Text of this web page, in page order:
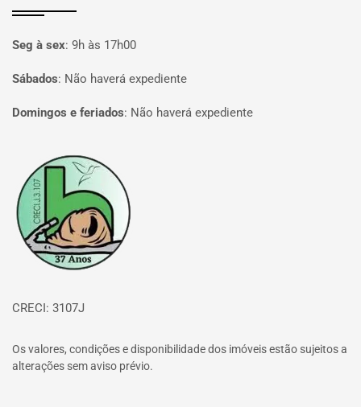
Seg à sex: 9h às 17h00
Sábados: Não haverá expediente
Domingos e feriados: Não haverá expediente
Página inicial
CRECI: 3107J
Os valores, condições e disponibilidade dos imóveis estão sujeitos a
alterações sem aviso prévio.